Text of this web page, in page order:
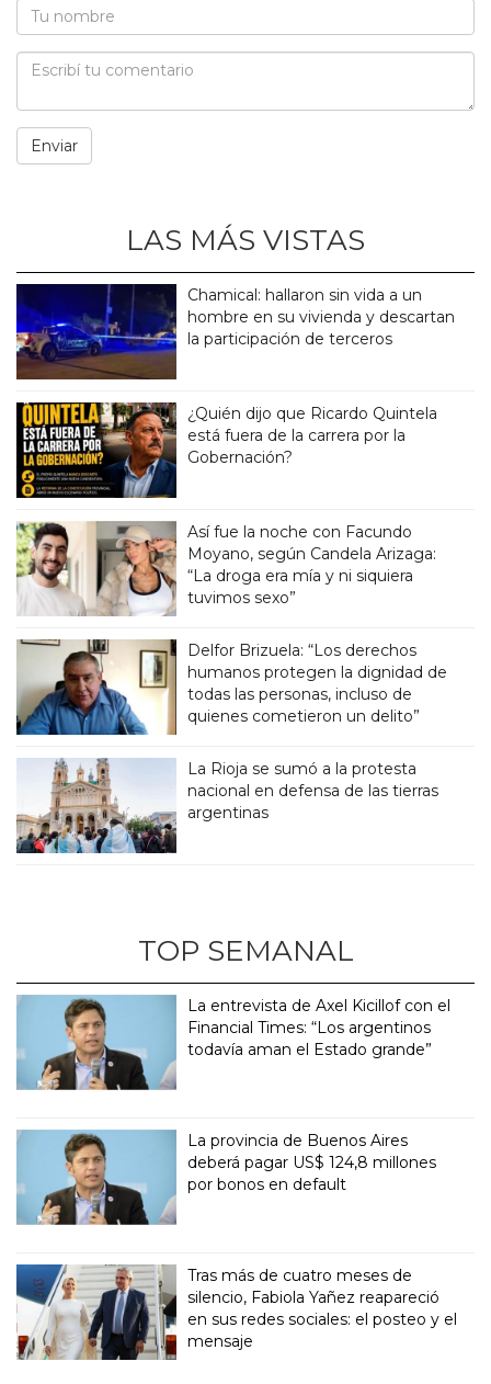
LAS MÁS VISTAS
Chamical: hallaron sin vida a un
hombre en su vivienda y descartan
la participación de terceros
¿Quién dijo que Ricardo Quintela
está fuera de la carrera por la
Gobernación?
Así fue la noche con Facundo
Moyano, según Candela Arizaga:
“La droga era mía y ni siquiera
tuvimos sexo”
Delfor Brizuela: “Los derechos
humanos protegen la dignidad de
todas las personas, incluso de
quienes cometieron un delito”
La Rioja se sumó a la protesta
nacional en defensa de las tierras
argentinas
TOP SEMANAL
La entrevista de Axel Kicillof con el
Financial Times: “Los argentinos
todavía aman el Estado grande”
La provincia de Buenos Aires
deberá pagar US$ 124,8 millones
por bonos en default
Tras más de cuatro meses de
silencio, Fabiola Yañez reapareció
en sus redes sociales: el posteo y el
mensaje